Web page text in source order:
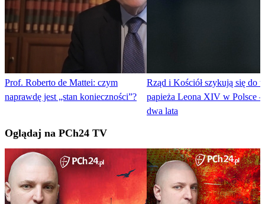
Prof. Roberto de Mattei: czym
naprawdę jest „stan konieczności”?
Rząd i Kościół szykują się do
papieża Leona XIV w Polsce –
dwa lata
Oglądaj na PCh24 TV